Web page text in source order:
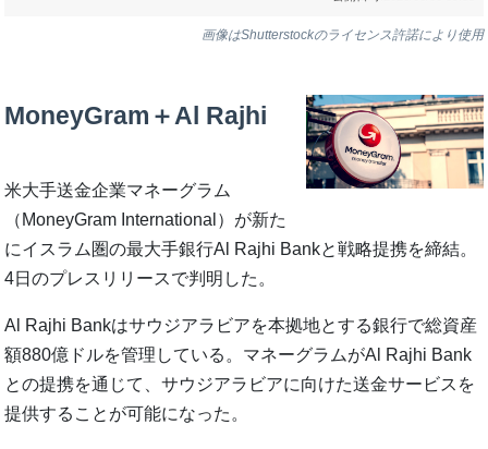
画像はShutterstockのライセンス許諾により使用
MoneyGram＋Al Rajhi
米大手送金企業マネーグラム
（MoneyGram International）が新た
にイスラム圏の最大手銀行Al Rajhi Bankと戦略提携を締結。
4日のプレスリリースで判明した。
Al Rajhi Bankはサウジアラビアを本拠地とする銀行で総資産
額880億ドルを管理している。マネーグラムがAl Rajhi Bank
との提携を通じて、サウジアラビアに向けた送金サービスを
提供することが可能になった。